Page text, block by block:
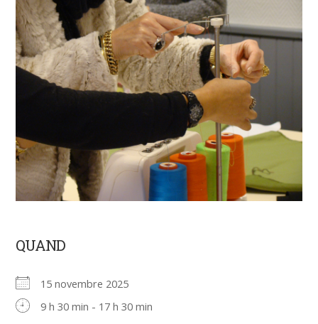
QUAND
15 novembre 2025
9 h 30 min - 17 h 30 min